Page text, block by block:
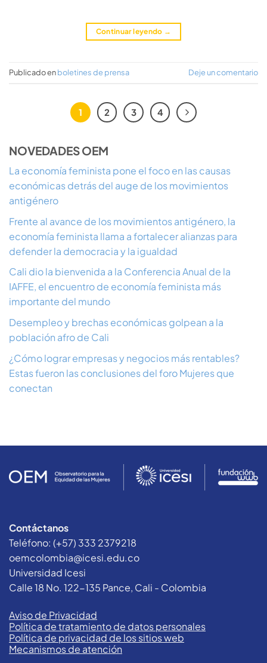
Continuar leyendo →
Publicado enboletines de prensa Deje un comentario
1 2 3 4
NOVEDADES OEM
La economía feminista pone el foco en las causas
económicas detrás del auge de los movimientos
antigénero
Frente al avance de los movimientos antigénero, la
economía feminista llama a fortalecer alianzas para
defender la democracia y la igualdad
Cali dio la bienvenida a la Conferencia Anual de la
IAFFE, el encuentro de economía feminista más
importante del mundo
Desempleo y brechas económicas golpean a la
población afro de Cali
¿Cómo lograr empresas y negocios más rentables?
Estas fueron las conclusiones del foro Mujeres que
conectan
Contáctanos
Teléfono: (+57) 333 2379218
oemcolombia@icesi.edu.co
Universidad Icesi
Calle 18 No. 122-135 Pance, Cali - Colombia
Aviso de Privacidad
Política de tratamiento de datos personales
Política de privacidad de los sitios web
Mecanismos de atención